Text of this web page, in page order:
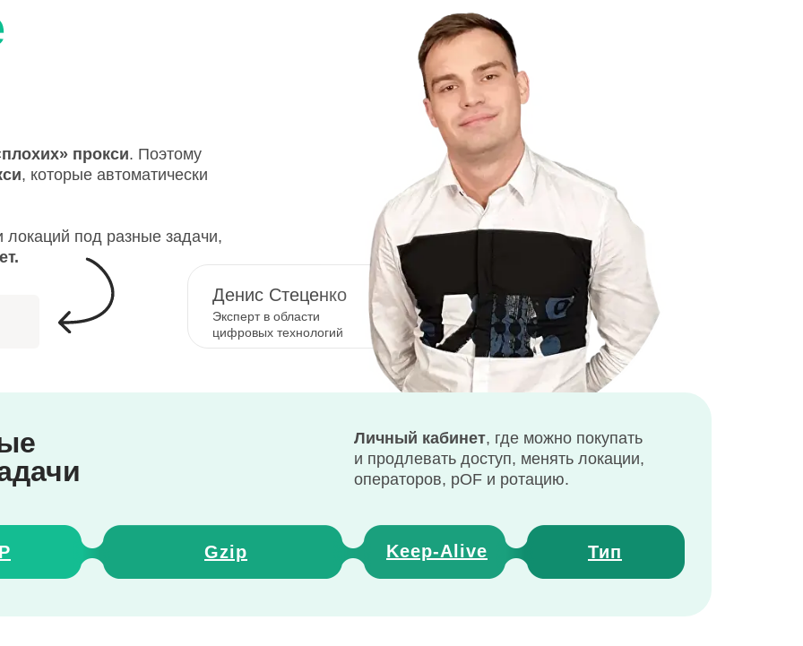
прокси. Поэтому
, которые автоматически
локаций под разные задачи,
Денис Стеценко
Эксперт в области
цифровых технологий
Личный кабинет, где можно покупать
и продлевать доступ, менять локации,
операторов, pOF и ротацию.
Gzip Keep-Alive Тип